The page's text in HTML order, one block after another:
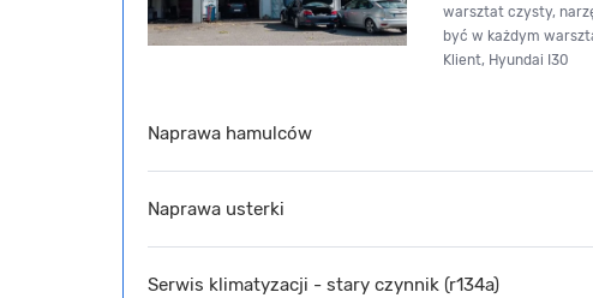
warsztat czysty,
być w każdym
Klient, Hyundai I30
Naprawa hamulców
Naprawa usterki
Serwis klimatyzacji - stary czynnik (r134a)